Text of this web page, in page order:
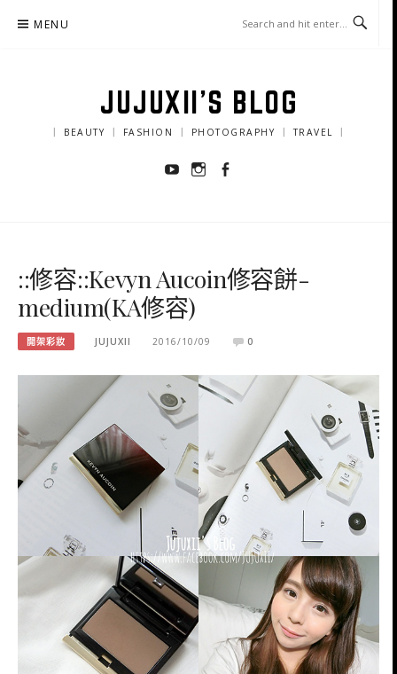
MENU
JUJUXII'S BLOG
｜ BEAUTY ｜ FASHION ｜ PHOTOGRAPHY ｜ TRAVEL ｜
YoutubeInstagram
::修容::Kevyn Aucoin修容餅-
medium(KA修容)
開架彩妝 JUJUXII 2016/10/09 0